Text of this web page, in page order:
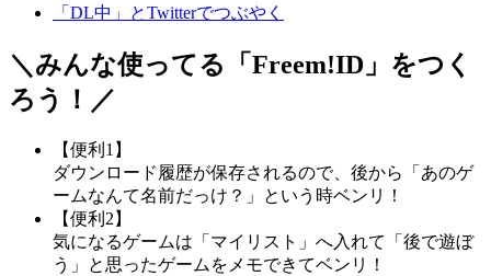
「DL中」とTwitterでつぶやく
＼みんな使ってる「 Freem!ID 」をつく
ろう！／
【便利1】
ダウンロード履歴が保存されるので、後から「あのゲ
ームなんて名前だっけ？」という時ベンリ！
【便利2】
気になるゲームは「マイリスト」へ入れて「後で遊ぼ
う」と思ったゲームをメモできてベンリ！